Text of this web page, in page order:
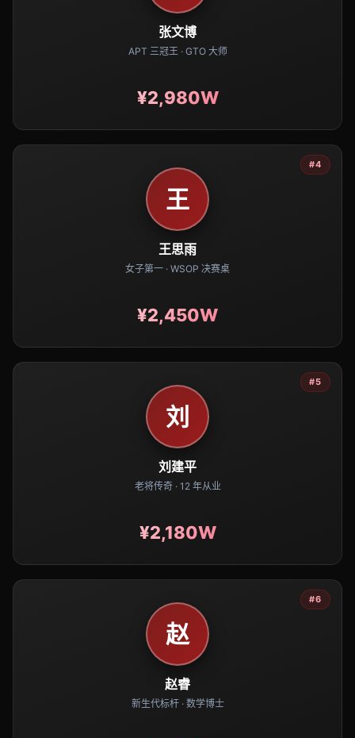
张文博
APT 三冠王 · GTO 大师
¥2,980W
王
#4
王思雨
女子第一 · WSOP 决赛桌
¥2,450W
刘
#5
刘建平
老将传奇 · 12 年从业
¥2,180W
赵
#6
赵睿
新生代标杆 · 数学博士